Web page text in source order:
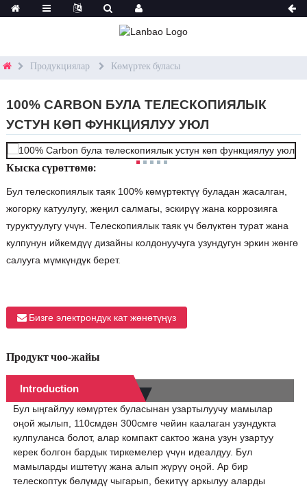
Продукциялар Көмүртек буласы
100% CARBON БУЛА ТЕЛЕСКОПИЯЛЫК
УСТУН КӨП ФУНКЦИЯЛУУ УЮЛ
Кыска сүрөттөмө:
Бул телескопиялык таяк 100% көмүртектүү буладан жасалган,
жогорку катуулугу, жеңил салмагы, эскирүү жана коррозияга
туруктуулугу үчүн. Телескопиялык таяк үч бөлүктөн турат жана
кулпунун ийкемдүү дизайны колдонуучуга узундугун эркин жөнгө
салууга мүмкүндүк берет.
Бизге электрондук кат жөнөтүңүз
Продукт чоо-жайы
Introduction
Бул ыңгайлуу көмүртек буласынан узартылуучу мамылар
оңой жылып, 110смден 300смге чейин каалаган узундукта
кулпуланса болот, алар компакт сактоо жана узун узартуу
керек болгон бардык тиркемелер үчүн идеалдуу. Бул
мамыларды иштетүү жана алып жүрүү оңой. Ар бир
телескоптук бөлүмдү чыгарып, бекитүү аркылуу аларды